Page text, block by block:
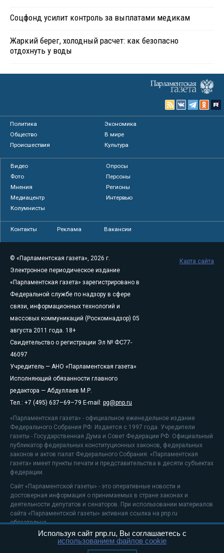
Соцфонд усилит контроль за выплатами медикам
Жаркий берег, холодный расчет: как безопасно
отдохнуть у воды
Политика
Экономика
Общество
В мире
Происшествия
Культура
Видео
Опросы
Фото
Персоны
Мнения
Регионы
Медиацентр
Интервью
Колумнисты
Контакты Реклама Вакансии
© «Парламентская газета», 2026 г.
Электронное периодическое издание
«Парламентская газета» зарегистрировано в
Федеральной службе по надзору в сфере
связи, информационных технологий и
массовых коммуникаций (Роскомнадзор) 05
августа 2011 года. 18+
Свидетельство о регистрации Эл № ФС77-
46097
Учредитель — АНО «Парламентская газета»
Исполняющий обязанности главного
редактора — Абдуллаев М.Р.
Тел.: +7 (495) 637–69–79 E-mail: pg@pnp.ru
«Парламентская газета» - официальное еженедельное издание
Федерального Собрания РФ. Издается с 1997 года. Учредители
газеты - Государственная Дума и Совет Федерации РФ. Официальный
публикатор федеральных конституционных законов, федеральных
законов и актов палат Федерального Собрания. «Парламентская
газета» имеет пункты печати и представительства в десяти субъектах
федерации.
Сайт «Парламентской газеты» - это оперативные новости и
достоверная информация о принимаемых в стране законах и
деятельности депутатов и сенаторов. При использовании материалов
сайта «Парламентской газеты» активная ссылка на pnp.ru
обязательна.
На информационном ресурсе применяютсярекомендательные
Карта сайта
Используя сайт pnp.ru, Вы соглашаетесь с
использованием файлов cookie